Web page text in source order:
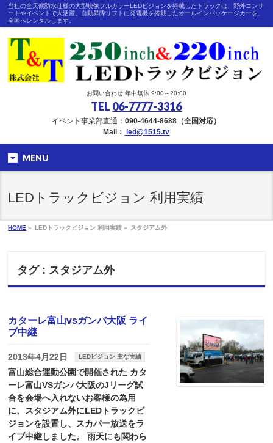
当社の全天候防水仕様の大型映像フルカラーLEDビジョンを搭載したトラックは、野外コンサ
ートやイベントで大活躍。自動昇降リフトに発電機を搭載したオールインパッケージカーを、
全国へレンタルします。
お問い合わせ 年中無休 9:00～20:00
TEL 06-7777-3316
イベント事業部直通：090-4644-8688（全国対応）
Mail：
led@1515.tv
MENU
LEDトラックビジョン 利用実績
HOME » LEDトラックビジョン 利用実績 » スタジアム外
タグ : スタジアム外
カターレ富山vsガンバ大阪 ライ
ブ中継
2013年4月22日 LEDビジョン 主な実績
富山総合運動公園で開催された カタ
ーレ富山VSガンバ大阪のJリーグ試
合を会場へ入れないお客様の為用
に、スタジアム外にLEDトラックビ
ジョンを設置し、スカパー放送をラ
イブ中継しました。 雨天にも関わら